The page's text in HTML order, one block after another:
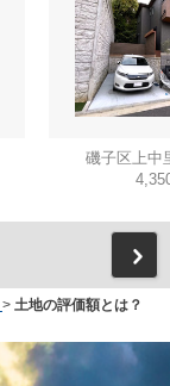
磯子区上中
> 土地の評価額とは？